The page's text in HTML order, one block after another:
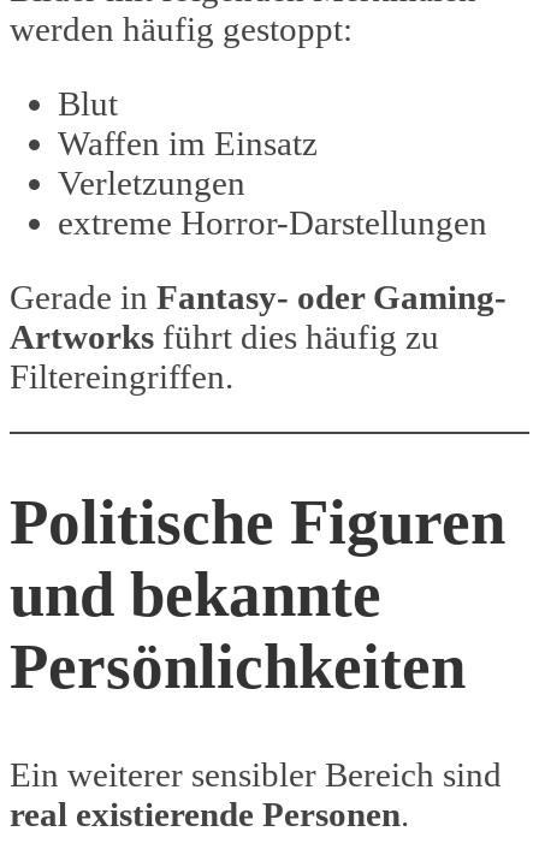
werden häufig gestoppt:
Blut
Waffen im Einsatz
Verletzungen
extreme Horror-Darstellungen
Gerade in Fantasy- oder Gaming-
Artworks führt dies häufig zu
Filtereingriffen.
Politische Figuren
und bekannte
Persönlichkeiten
Ein weiterer sensibler Bereich sind
real existierende Personen.